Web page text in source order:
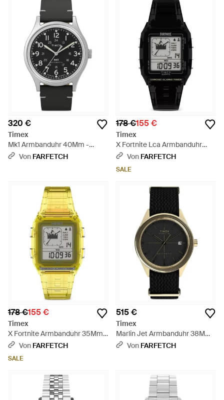
320 €
Timex
Mk1 Armbanduhr 40Mm -
Schwarz
Von FARFETCH
178 €155 €
Timex
X Fortnite Lca Armbanduhr
35Mm - Schwarz
Von FARFETCH
SALE
178 €155 €
Timex
X Fortnite Armbanduhr 35Mm -
GelbVon FARFETCH
SALE
515 €
Timex
Marlin Jet Armbanduhr 38Mm -
Schwarz
Von FARFETCH